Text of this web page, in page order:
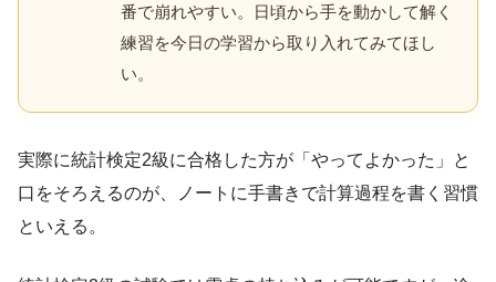
番で崩れやすい。日頃から手を動かして解く
練習を今日の学習から取り入れてみてほし
い。
実際に統計検定2級に合格した方が「やってよかった」と
口をそろえるのが、ノートに手書きで計算過程を書く習慣
といえる。